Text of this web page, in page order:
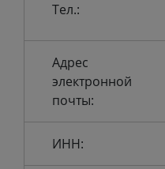
Тел.:
Адрес
электронной
почты:
ИНН: